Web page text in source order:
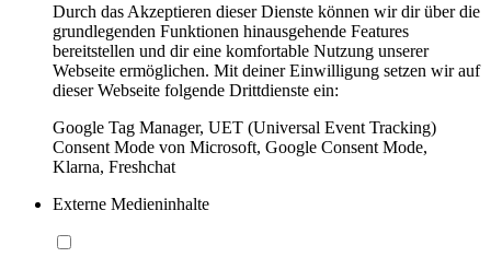
Durch das Akzeptieren dieser Dienste können wir dir über die
grundlegenden Funktionen hinausgehende Features
bereitstellen und dir eine komfortable Nutzung unserer
Webseite ermöglichen. Mit deiner Einwilligung setzen wir auf
dieser Webseite folgende Drittdienste ein:
Google Tag Manager, UET (Universal Event Tracking)
Consent Mode von Microsoft, Google Consent Mode,
Klarna, Freshchat
Externe Medieninhalte